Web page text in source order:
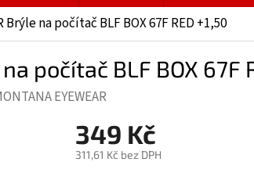
Brýle na počítač BLF BOX 67F RED +1,50
počítač BLF BOX 67F
EYEWEAR
349 Kč
311,61 Kč bez DPH